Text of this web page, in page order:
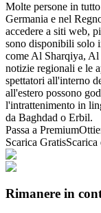
Molte persone in
Germania e nel
accedere a siti web,
sono disponibili solo
come Al Sharqiya,
notizie regionali e le
spettatori all'interno
all'estero possono
l'intrattenimento in
da Baghdad o Erbil.
Passa a Premium
Scarica GratisScarica
Rimanere in